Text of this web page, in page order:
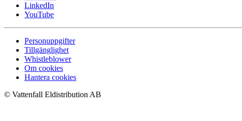
LinkedIn
YouTube
Personuppgifter
Tillgänglighet
Whistleblower
Om cookies
Hantera cookies
© Vattenfall Eldistribution AB